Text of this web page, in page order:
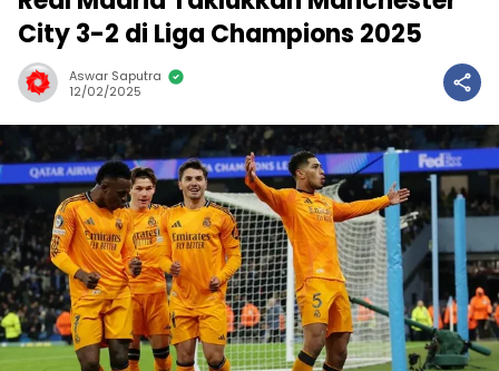
City 3-2 di Liga Champions 2025
Aswar Saputra
12/02/2025